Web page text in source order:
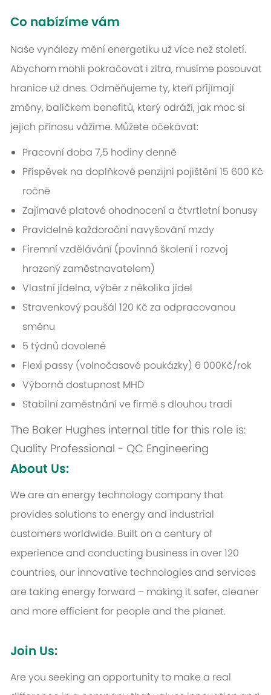
Co nabízíme vám
Naše vynálezy mění energetiku už více než století.
Abychom mohli pokračovat i zítra, musíme posouvat
hranice už dnes. Odměňujeme ty, kteří přijímají
změny, balíčkem benefitů, který odráží, jak moc si
jejich přínosu vážíme. Můžete očekávat:
Pracovní doba 7,5 hodiny denně
Příspěvek na doplňkové penzijní pojištění 15 600 Kč
ročně
Zajímavé platové ohodnocení a čtvrtletní bonusy
Pravidelné každoroční navyšování mzdy
Firemní vzdělávání (povinná školení i rozvoj
hrazený zaměstnavatelem)
Vlastní jídelna, výběr z několika jídel
Stravenkový paušál 120 Kč za odpracovanou
směnu
5 týdnů dovolené
Flexi passy (volnočasové poukázky) 6 000Kč/rok
Výborná dostupnost MHD
Stabilní zaměstnání ve firmě s dlouhou tradi
The Baker Hughes internal title for this role is:
Quality Professional - QC Engineering
About Us:
We are an energy technology company that
provides solutions to energy and industrial
customers worldwide. Built on a century of
experience and conducting business in over 120
countries, our innovative technologies and services
are taking energy forward – making it safer, cleaner
and more efficient for people and the planet.
Join Us:
Are you seeking an opportunity to make a real